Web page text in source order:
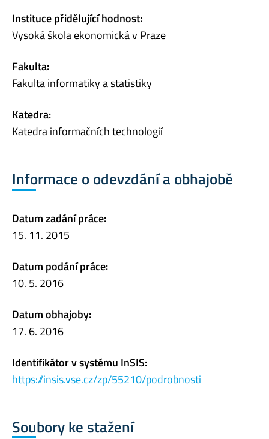
Instituce přidělující hodnost:
Vysoká škola ekonomická v Praze
Fakulta:
Fakulta informatiky a statistiky
Katedra:
Katedra informačních technologií
Informace o odevzdání a obhajobě
Datum zadání práce:
15. 11. 2015
Datum podání práce:
10. 5. 2016
Datum obhajoby:
17. 6. 2016
Identifikátor v systému InSIS:
https://insis.vse.cz/zp/55210/podrobnosti
Soubory ke stažení